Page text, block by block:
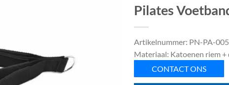
Pilates
Artikelnummer: PN-PA-005
Materiaal: Katoenen riem
CONTACT ONS